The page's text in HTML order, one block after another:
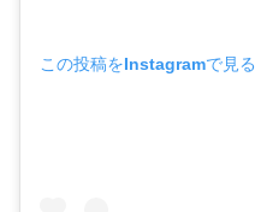
この投稿をInstagramで見る